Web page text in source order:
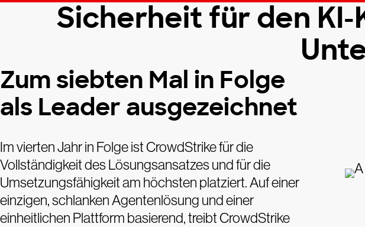
Sicherheit für den
Zum siebten Mal in Folge
als Leader ausgezeichnet
Im vierten Jahr in Folge ist CrowdStrike für die
Vollständigkeit des Lösungsansatzes und für die
Umsetzungsfähigkeit am höchsten platziert. Auf einer
einzigen, schlanken Agentenlösung und einer
einheitlichen Plattform basierend, treibt CrowdStrike